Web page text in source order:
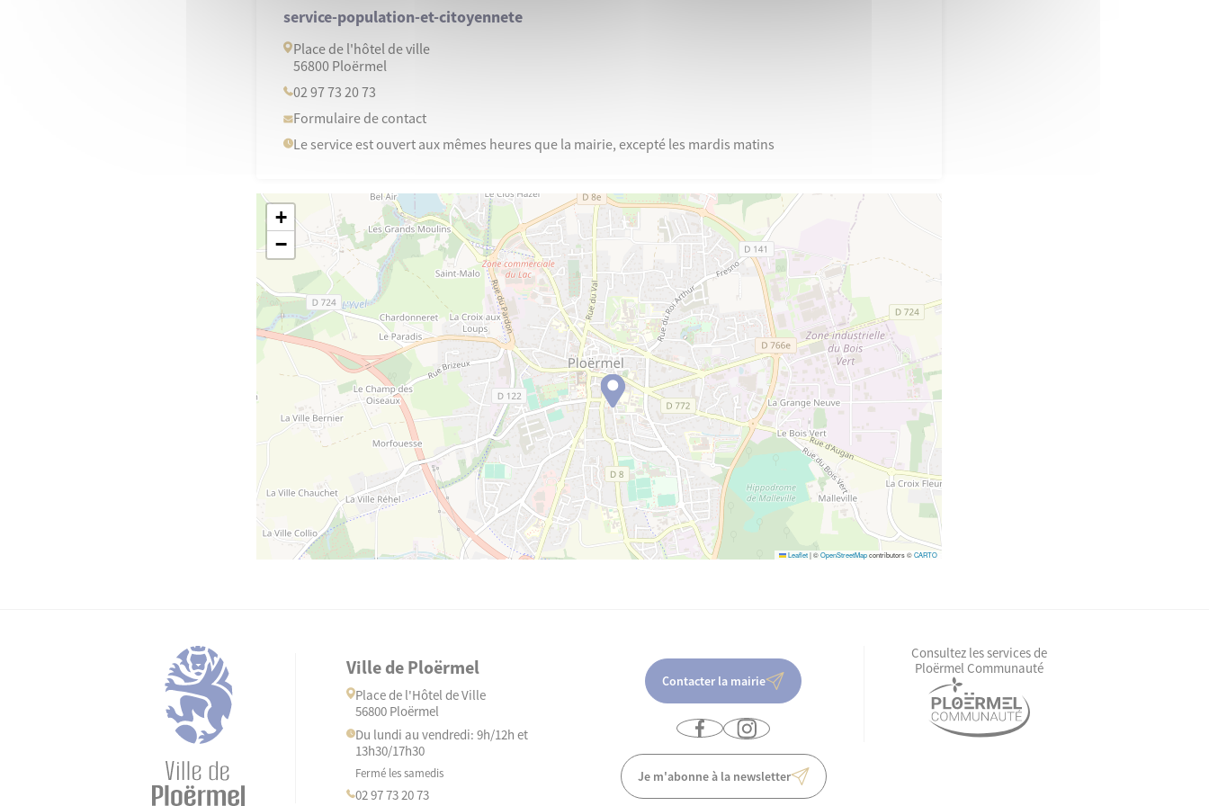
service-population-et-citoyennete
Place de l'hôtel de ville
56800 Ploërmel
02 97 73 20 73
Formulaire de contact
Le service est ouvert aux mêmes heures que la mairie, excepté les mardis matins
+
−
Leaflet |©OpenStreetMapcontributors ©CARTO
Ville de Ploërmel
Place de l'Hôtel de Ville
56800 Ploërmel
Du lundi au vendredi: 9h/12h et
13h30/17h30
Fermé les samedis
02 97 73 20 73
Contacter la mairie
Je m'abonne à la newsletter
Consultez les services de
Ploërmel Communauté